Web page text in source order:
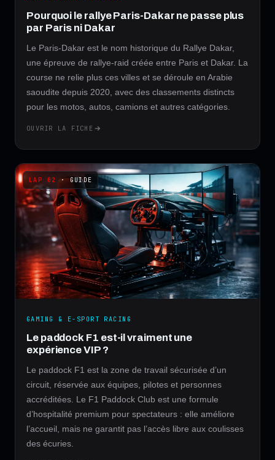
Pourquoi le rallye Paris-Dakar ne passe plus
par Paris ni Dakar
Le Paris-Dakar est le nom historique du Rallye Dakar,
une épreuve de rallye-raid créée entre Paris et Dakar. La
course ne relie plus ces villes et se déroule en Arabie
saoudite depuis 2020, avec des classements distincts
pour les motos, autos, camions et autres catégories.
OUVRIR LA FICHE
· GUIDE
GAMING & E-SPORT RACING
Le paddock F1 est-il vraiment une
expérience VIP ?
Le paddock F1 est la zone de travail sécurisée d’un
circuit, réservée aux équipes, pilotes et personnes
accréditées. Le F1 Paddock Club est une formule
d’hospitalité premium pour spectateurs : elle améliore
l’accueil, mais ne garantit pas l’accès libre aux coulisses
des écuries.